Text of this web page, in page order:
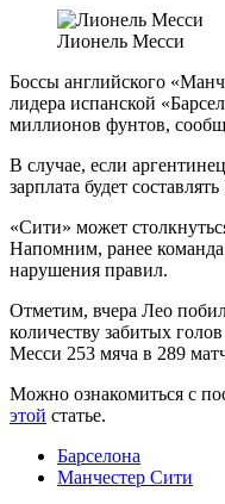
Лионель Месси
Боссы английского
лидера испанской
миллионов фунтов,
В случае, если
зарплата будет
«Сити» может
Напомним, ранее
нарушения правил.
Отметим, вчера Лео
количеству забитых
Месси 253 мяча в 289
Можно ознакомиться с
этой статье.
Барселона
Манчестер Сити